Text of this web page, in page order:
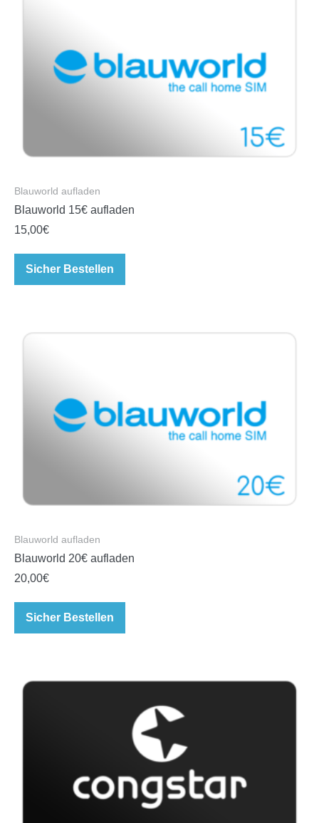
Blauworld aufladen
Blauworld 15€ aufladen
15,00€
Sicher Bestellen
Blauworld aufladen
Blauworld 20€ aufladen
20,00€
Sicher Bestellen